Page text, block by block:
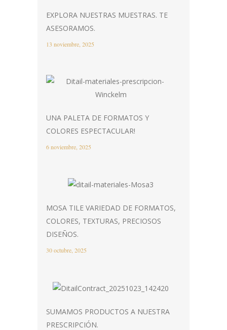
EXPLORA NUESTRAS MUESTRAS. TE
ASESORAMOS.
13 noviembre, 2025
UNA PALETA DE FORMATOS Y
COLORES ESPECTACULAR!
6 noviembre, 2025
MOSA TILE VARIEDAD DE FORMATOS,
COLORES, TEXTURAS, PRECIOSOS
DISEÑOS.
30 octubre, 2025
SUMAMOS PRODUCTOS A NUESTRA
PRESCRIPCIÓN.